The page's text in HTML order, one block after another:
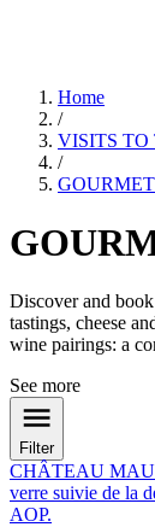
Home
/
VISITS
/
Discover and
tastings, cheese
wine pairings: a
See more
Filter
CHÂTEAU
verre suivie de la
AOP.